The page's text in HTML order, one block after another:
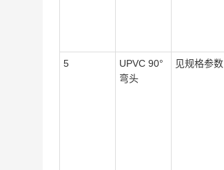
5
UPVC 90°
弯头
见规格参数